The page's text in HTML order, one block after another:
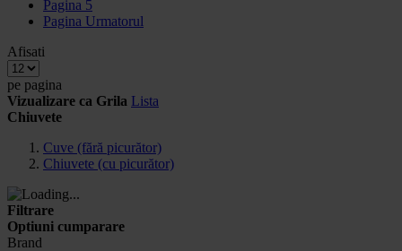
Pagina 5
Pagina Urmatorul
Afisati
pe pagina
Vizualizare ca Grila Lista
Chiuvete
Cuve (fără picurător)
Chiuvete (cu picurător)
Filtrare
Optiuni cumparare
Brand